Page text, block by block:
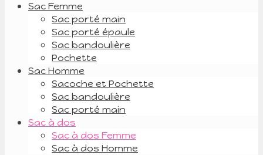
Sac Femme
Sac porté main
Sac porté épaule
Sac bandoulière
Pochette
Sac Homme
Sacoche et Pochette
Sac bandoulière
Sac porté main
Sac à dos
Sac à dos Femme
Sac à dos Homme